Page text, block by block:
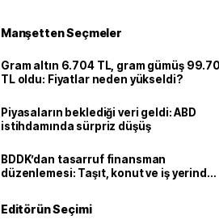
Manşetten Seçmeler
Gram altın 6.704 TL, gram gümüş 99.70
TL oldu: Fiyatlar neden yükseldi?
Piyasaların beklediği veri geldi: ABD
istihdamında sürpriz düşüş
BDDK’dan tasarruf finansman
düzenlemesi: Taşıt, konut ve iş yerinde
Editörün Seçimi